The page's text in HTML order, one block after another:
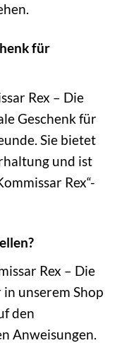
für
Rex – Die
Geschenk für
Sie bietet
und ist
Rex“-
Rex – Die
unserem Shop
den
Anweisungen.